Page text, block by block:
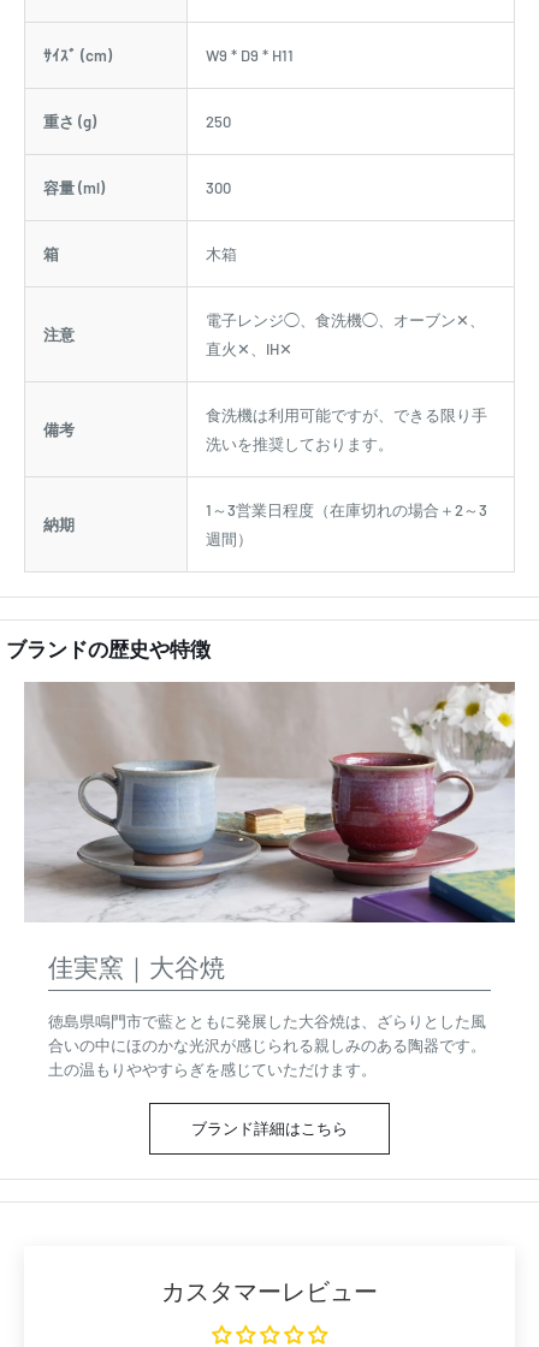
ｻｲｽﾞ (cm) W9 * D9 * H11
重さ (g) 250
容量 (ml) 300
箱 木箱
注意
電子レンジ◯、食洗機◯、オーブン✕、
直火✕、IH✕
備考
食洗機は利用可能ですが、できる限り手
洗いを推奨しております。
納期
1～3営業日程度（在庫切れの場合＋2～3
週間）
ブランドの歴史や特徴
佳実窯｜大谷焼
徳島県鳴門市で藍とともに発展した大谷焼は、ざらりとした風
合いの中にほのかな光沢が感じられる親しみのある陶器です。
土の温もりややすらぎを感じていただけます。
ブランド詳細はこちら
カスタマーレビュー